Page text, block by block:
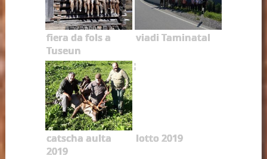
fiera da fols a
Tuseun
viadi Taminatal
catscha aulta
2019
lotto 2019